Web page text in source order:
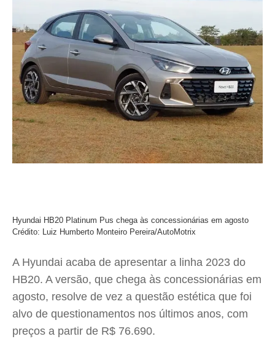
Hyundai HB20 Platinum Pus chega às concessionárias em agosto
Crédito: Luiz Humberto Monteiro Pereira/AutoMotrix
A Hyundai acaba de apresentar a linha 2023 do
HB20. A versão, que chega às concessionárias em
agosto, resolve de vez a questão estética que foi
alvo de questionamentos nos últimos anos, com
preços a partir de R$ 76.690.